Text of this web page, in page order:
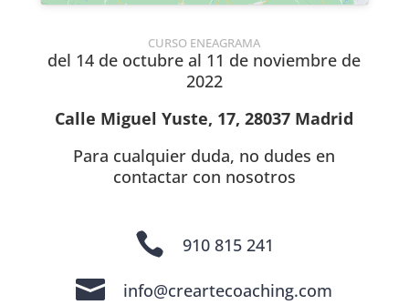
CURSO ENEAGRAMA
del 14 de octubre al 11 de noviembre de
2022
Calle Miguel Yuste, 17, 28037 Madrid
Para cualquier duda, no dudes en
contactar con nosotros
 910 815 241
 info@creartecoaching.com